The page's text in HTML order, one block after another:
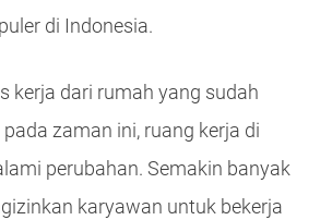
di Indonesia.
kerja dari rumah yang sudah
zaman ini, ruang kerja di
perubahan. Semakin banyak
karyawan untuk bekerja